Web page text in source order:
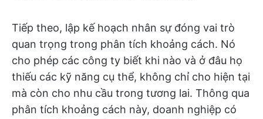
Tiếp theo, lập kế hoạch nhân sự đóng vai trò
quan trọng trong phân tích khoảng cách. Nó
cho phép các công ty biết khi nào và ở đâu họ
thiếu các kỹ năng cụ thể, không chỉ cho hiện tại
mà còn cho nhu cầu trong tương lai. Thông qua
phân tích khoảng cách này, doanh nghiệp có